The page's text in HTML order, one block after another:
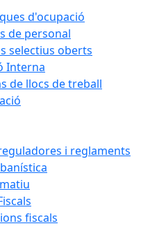
d'ocupació
de personal
selectius oberts
Interna
de llocs de treball
i reglaments
fiscals